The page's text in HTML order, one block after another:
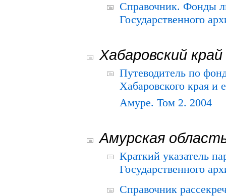
Справочник. Фонды
Государственного
Хабаровский край
Путеводитель по
Хабаровского края и
Амуре. Том 2. 2004
Амурская
Краткий указатель
Государственного
Справочник